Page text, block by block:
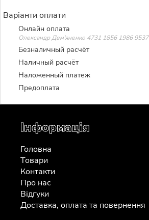
Варіанти оплати
Онлайн оплата
Олександр Дем'яненко 4731 1856 1986 9537
Безналичный расчёт
Наличный расчёт
Наложенный платеж
Предоплата
Інформація
Головна
Товари
Контакти
Про нас
Відгуки
Доставка, оплата та повернення